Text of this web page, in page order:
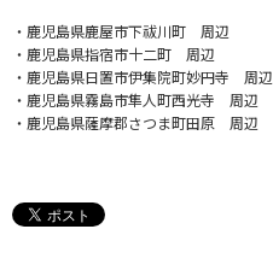
・鹿児島県鹿屋市下祓川町 周辺
・鹿児島県指宿市十二町 周辺
・鹿児島県日置市伊集院町妙円寺 周辺
・鹿児島県霧島市隼人町西光寺 周辺
・鹿児島県薩摩郡さつま町田原 周辺